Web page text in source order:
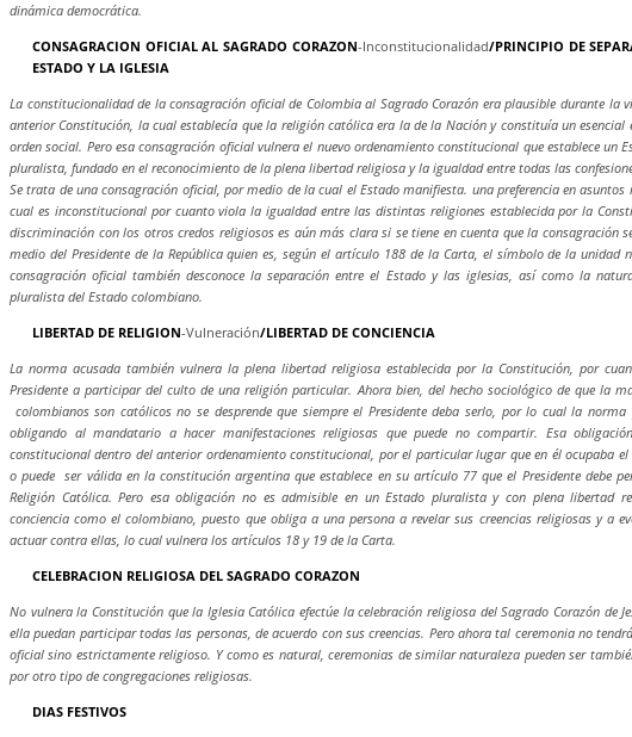
dinámica democrática.
CONSAGRACION OFICIAL AL SAGRADO CORAZON-Inconstitucionalidad/PRINCIPIO DE
ESTADO Y LA IGLESIA
La constitucionalidad de la consagración oficial de Colombia al Sagrado Corazón era plausible durante la
anterior Constitución, la cual establecía que la religión católica era la de la Nación y constituía un esencial
orden social. Pero esa consagración oficial vulnera el nuevo ordenamiento constitucional que establece un
pluralista, fundado en el reconocimiento de la plena libertad religiosa y la igualdad entre todas las
Se trata de una consagración oficial, por medio de la cual el Estado manifiesta. una preferencia en asuntos
cual es inconstitucional por cuanto viola la igualdad entre las distintas religiones establecida por la
discriminación con los otros credos religiosos es aún más clara si se tiene en cuenta que la consagración
medio del Presidente de la República quien es, según el artículo 188 de la Carta, el símbolo de la unidad
consagración oficial también desconoce la separación entre el Estado y las iglesias, así como la
pluralista del Estado colombiano.
LIBERTAD DE RELIGION-Vulneración/LIBERTAD DE CONCIENCIA
La norma acusada también vulnera la plena libertad religiosa establecida por la Constitución, por
Presidente a participar del culto de una religión particular. Ahora bien, del hecho sociológico de que la
colombianos son católicos no se desprende que siempre el Presidente deba serlo, por lo cual la
obligando al mandatario a hacer manifestaciones religiosas que puede no compartir. Esa
constitucional dentro del anterior ordenamiento constitucional, por el particular lugar que en él ocupaba
o puede ser válida en la constitución argentina que establece en su artículo 77 que el Presidente debe
Religión Católica. Pero esa obligación no es admisible en un Estado pluralista y con plena libertad
conciencia como el colombiano, puesto que obliga a una persona a revelar sus creencias religiosas y a
actuar contra ellas, lo cual vulnera los artículos 18 y 19 de la Carta.
CELEBRACION RELIGIOSA DEL SAGRADO CORAZON
No vulnera la Constitución que la Iglesia Católica efectúe la celebración religiosa del Sagrado Corazón de
ella puedan participar todas las personas, de acuerdo con sus creencias. Pero ahora tal ceremonia no
oficial sino estrictamente religioso. Y como es natural, ceremonias de similar naturaleza pueden ser
por otro tipo de congregaciones religiosas.
DIAS FESTIVOS